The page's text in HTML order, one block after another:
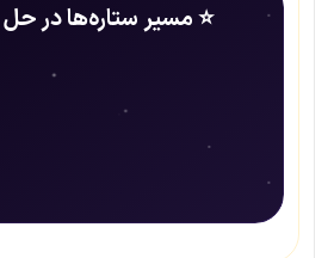
⭐ مسیر ستاره‌ها در